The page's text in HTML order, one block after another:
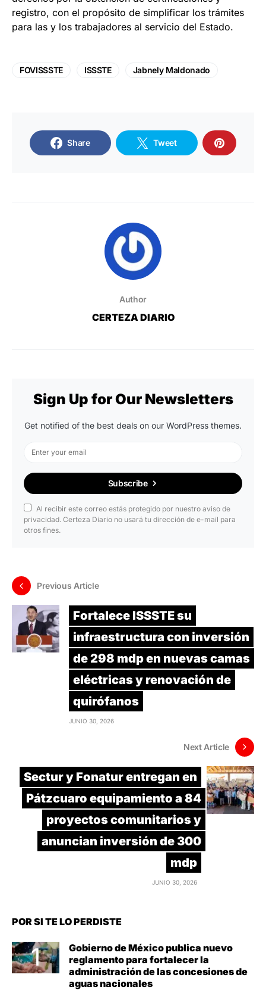
registro, con el propósito de simplificar los trámites
para las y los trabajadores al servicio del Estado.
FOVISSSTE ISSSTE Jabnely Maldonado
Share Tweet
Author
CERTEZA DIARIO
Sign Up for Our Newsletters
Get notified of the best deals on our WordPress themes.
Subscribe
Al recibir este correo estás protegido por nuestro aviso de
privacidad. Certeza Diario no usará tu dirección de e-mail para
otros fines.
Previous Article
Fortalece ISSSTE su
infraestructura con inversión
de 298 mdp en nuevas camas
eléctricas y renovación de
quirófanos
JUNIO 30, 2026
Next Article
Sectur y Fonatur entregan en
Pátzcuaro equipamiento a 84
proyectos comunitarios y
anuncian inversión de 300
mdp
JUNIO 30, 2026
POR SI TE LO PERDISTE
Gobierno de México publica nuevo
reglamento para fortalecer la
administración de las concesiones de
aguas nacionales